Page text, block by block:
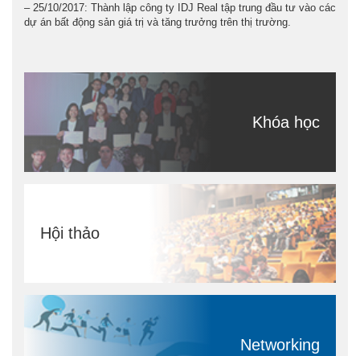
– 25/10/2017: Thành lập công ty IDJ Real tập trung đầu tư vào các
dự án bất động sản giá trị và tăng trưởng trên thị trường.
Khóa học
Hội thảo
Networking